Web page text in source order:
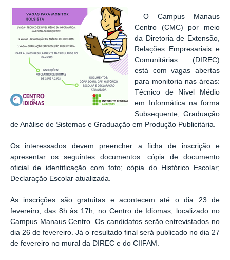
O Campus Manaus
Centro (CMC) por meio
da Diretoria de Extensão,
Relações Empresariais e
Comunitárias (DIREC)
está com vagas abertas
para monitoria nas áreas:
Técnico de Nível Médio
em Informática na forma
Subsequente; Graduação
de Análise de Sistemas e Graduação em Produção Publicitária.
Os interessados devem preencher a ficha de inscrição e
apresentar os seguintes documentos: cópia de documento
oficial de identificação com foto; cópia do Histórico Escolar;
Declaração Escolar atualizada.
As inscrições são gratuitas e acontecem até o dia 23 de
fevereiro, das 8h às 17h, no Centro de Idiomas, localizado no
Campus Manaus Centro.Os candidatos serão entrevistados no
dia 26 de fevereiro. Já o resultado final será publicado no dia 27
de fevereiro no mural da DIREC e do CIIFAM.